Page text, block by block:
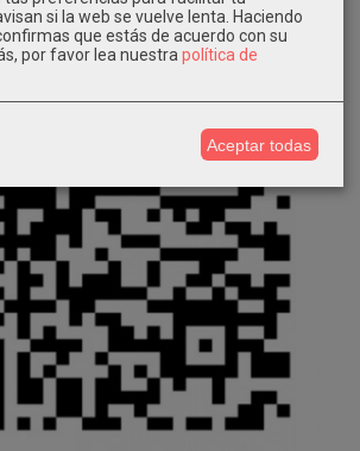
si la web se vuelve lenta. Haciendo
que estás de acuerdo con su
por favor lea nuestra política de
Aceptar todas